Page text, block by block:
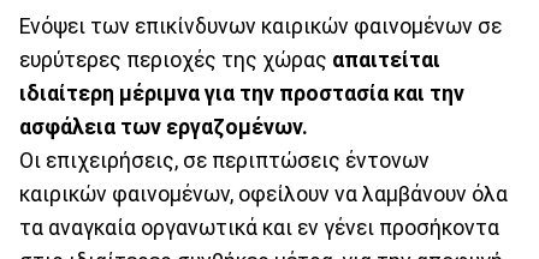
Ενόψει των επικίνδυνων καιρικών φαινομένων σε
ευρύτερες περιοχές της χώρας απαιτείται
ιδιαίτερη μέριμνα για την προστασία και την
ασφάλεια των εργαζομένων.
Οι επιχειρήσεις, σε περιπτώσεις έντονων
καιρικών φαινομένων, οφείλουν να λαμβάνουν όλα
τα αναγκαία οργανωτικά και εν γένει προσήκοντα